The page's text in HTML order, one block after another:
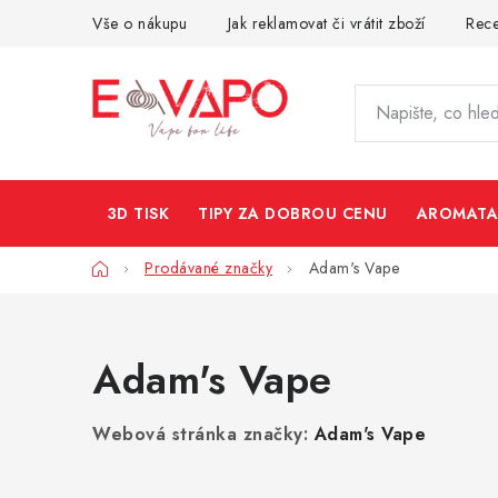
Vše o nákupu Jak reklamovat či vrátit zboží
3D TISK TIPY ZA DOBROU CENU
DomůProdávané značky Adam's Vape
Adam's Vape
Webová stránka značky:Adam's Vape